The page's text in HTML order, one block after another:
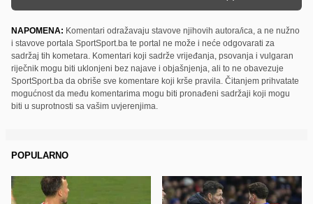
NAPOMENA: Komentari odražavaju stavove njihovih autora/ica, a ne nužno
i stavove portala SportSport.ba te portal ne može i neće odgovarati za
sadržaj tih kometara. Komentari koji sadrže vrijeđanja, psovanja i vulgaran
riječnik mogu biti uklonjeni bez najave i objašnjenja, ali to ne obavezuje
SportSport.ba da obriše sve komentare koji krše pravila. Čitanjem prihvatate
mogućnost da među komentarima mogu biti pronađeni sadržaji koji mogu
biti u suprotnosti sa vašim uvjerenjima.
POPULARNO